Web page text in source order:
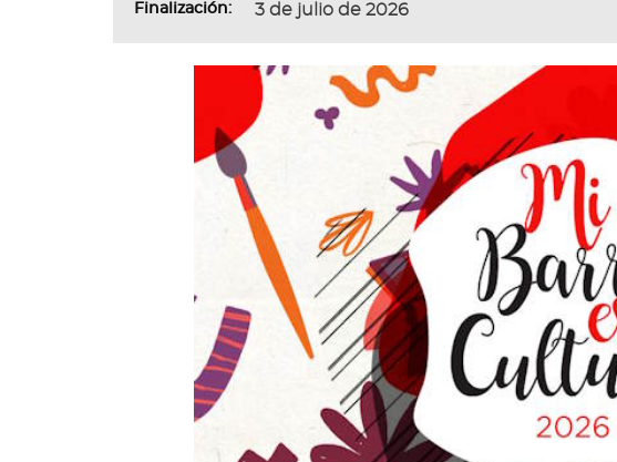
Finalización: 3 de julio de 2026